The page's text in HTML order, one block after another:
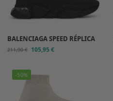
BALENCIAGA SPEED RÉPLICA
211,90€ 105,95€
-50%